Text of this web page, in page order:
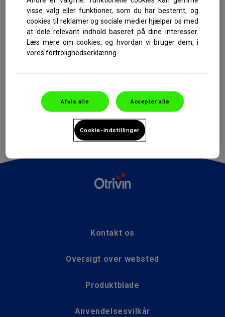
Tlf.:
+45 80 251 627
(Mandag-fredag kl. 8-17)
Haleon ApS
Delta Park 37
2665 Vallensbæk Strand
Kontakt os
Oversigt over websted
Produktblade
Anvendelsesvilkår
visse valg eller funktioner, som du har bestemt, og
cookies til reklamer og sociale medier hjælper os med
at dele relevant indhold baseret på dine interesser.
Læs mere om cookies, og hvordan vi bruger dem, i
vores fortrolighedserklæring.
Afvis alle Accepter alle
Cookie-indstillinger